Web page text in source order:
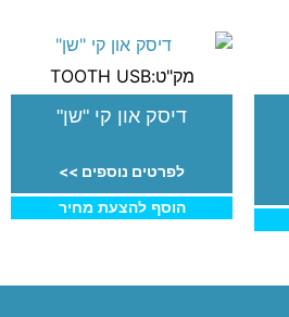
מק"ט:TOOTH USB
דיסק און קי "שן"
לפרטים נוספים >>
הוסף להצעת מחיר